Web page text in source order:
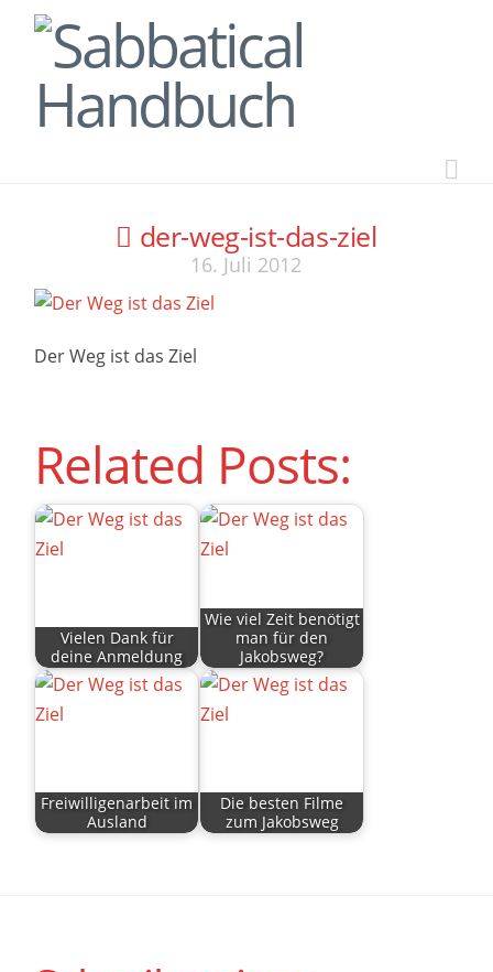
der-weg-ist-das-ziel
16. Juli 2012
Der Weg ist das Ziel
Related Posts:
Vielen Dank für
deine Anmeldung
Wie viel Zeit benötigt
man für den
Jakobsweg?
Freiwilligenarbeit im
Ausland
Die besten Filme
zum Jakobsweg